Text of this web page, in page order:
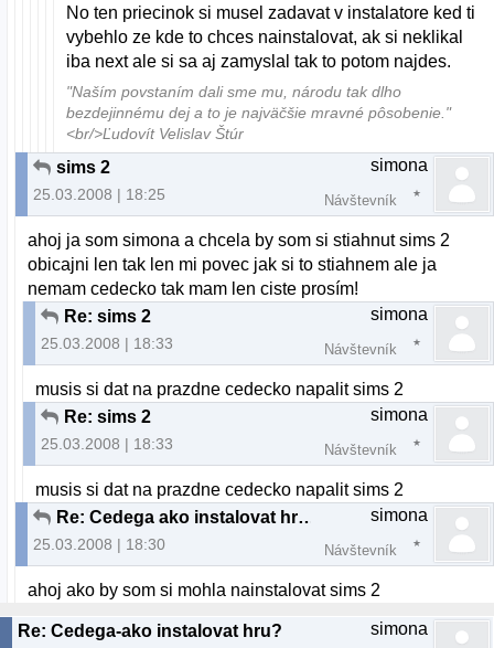
No ten priecinok si musel zadavat v instalatore ked ti
vybehlo ze kde to chces nainstalovat, ak si neklikal
iba next ale si sa aj zamyslal tak to potom najdes.
"Naším povstaním dali sme mu, národu tak dlho
bezdejinnému dej a to je najväčšie mravné pôsobenie."
<br/>Ľudovít Velislav Štúr
sims 2
25.03.2008 | 18:25
simona
Návštevník
ahoj ja som simona a chcela by som si stiahnut sims 2
obicajni len tak len mi povec jak si to stiahnem ale ja
nemam cedecko tak mam len ciste prosím!
Re: sims 2
25.03.2008 | 18:33
simona
Návštevník
musis si dat na prazdne cedecko napalit sims 2
Re: sims 2
25.03.2008 | 18:33
simona
Návštevník
musis si dat na prazdne cedecko napalit sims 2
Re: Cedega ako instalovat hru?
25.03.2008 | 18:30
simona
Návštevník
ahoj ako by som si mohla nainstalovat sims 2
Re: Cedega-ako instalovat hru? simona